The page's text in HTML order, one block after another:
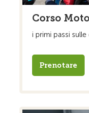
Corso
i primi passi
Prenotare